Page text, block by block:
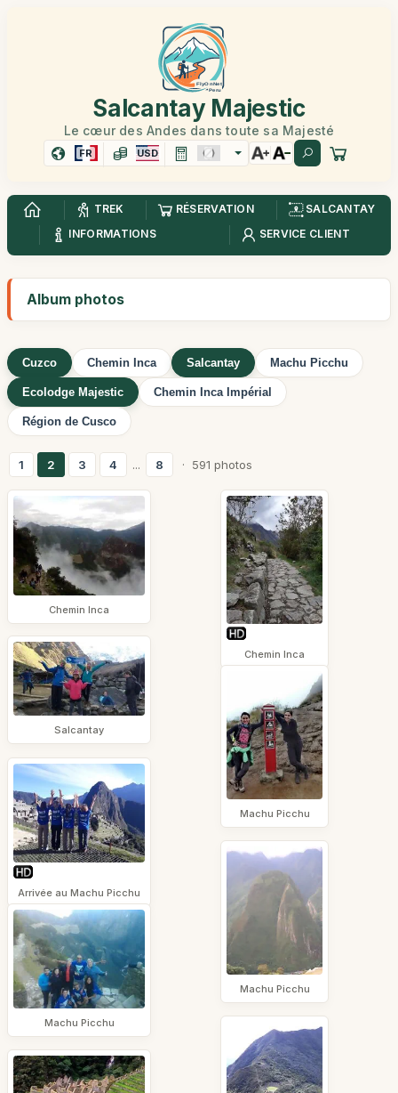
Salcantay Majestic
Le cœur des Andes dans toute sa Majesté
FR USD
TREK RÉSERVATION
SALCANTAY
INFORMATIONS
SERVICE CLIENT
Album photos
Cuzco Chemin Inca Salcantay Machu Picchu
Ecolodge Majestic Chemin Inca Impérial
Région de Cusco
1 2 3 4 ... 8 · 591 photos
Chemin Inca
Salcantay
Arrivée au Machu Picchu
Machu Picchu
Chemin Inca
Machu Picchu
Machu Picchu